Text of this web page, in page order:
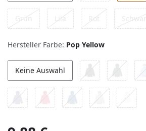
Grün Lila Rot Schwarz
Hersteller Farbe: Pop Yellow
Keine Auswahl